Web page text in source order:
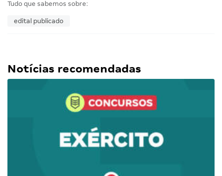
Tudo que sabemos sobre:
edital publicado
Notícias recomendadas